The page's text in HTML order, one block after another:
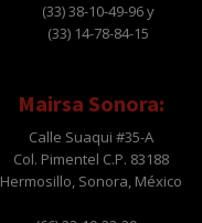
(33) 38-10-49-96 y
(33) 14-78-84-15
Mairsa Sonora:
Calle Suaqui #35-A
Col. Pimentel C.P. 83188
Hermosillo, Sonora, México